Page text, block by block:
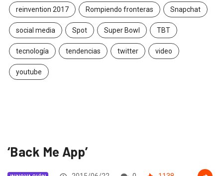
reinvention 2017 Rompiendo fronteras Snapchat
social media Spot Super Bowl TBT
tecnología tendencias twitter video
youtube
‘Back Me App’